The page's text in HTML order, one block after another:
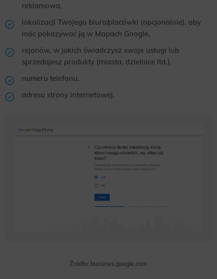
reklamowa,
lokalizacji Twojego biura/placówki (opcjonalnie), aby
móc pokazywać ją w Mapach Google,
rejonów, w jakich świadczysz swoje usługi lub
sprzedajesz produkty (miasta, dzielnice itd.),
numeru telefonu,
adresu strony internetowej.
Źródło: bussines.google.com